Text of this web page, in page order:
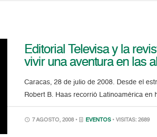
Editorial Televisa y la
vivir una aventura en las
Caracas, 28 de julio de 2008. Desde el
Robert B. Haas recorrió Latinoamérica
7 AGOSTO, 2008 • EVENTOS • VISITAS: 2689